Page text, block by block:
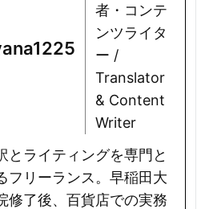
者・コンテ
ンツライタ
ー /
Translator
& Content
Writer
とライティングを専門と
フリーランス。早稲田大
修了後、百貨店での実務